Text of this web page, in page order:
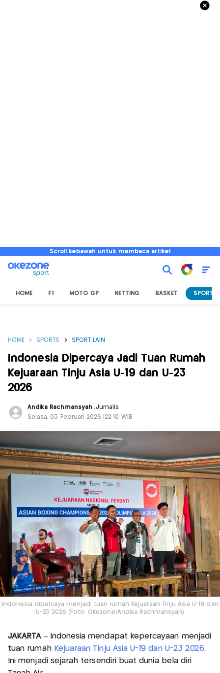
Scroll kebawah untuk membaca artikel
HOME F1 MOTO GP NETTING BASKET SPORT
HOME SPORTS SPORT LAIN
Indonesia Dipercaya Jadi Tuan Rumah
Kejuaraan Tinju Asia U-19 dan U-23
2026
Andika Rachmansyah ,Jurnalis
Selasa, 03 Februari 2026 |22:10 WIB
Indonesia dipercaya menjadi tuan rumah Kejuaraan Tinju Asia U-19 dan
U-23 2026 (Foto: Okezone/Andika Rachmansyah)
JAKARTA – Indonesia mendapat kepercayaan menjadi
tuan rumah Kejuaraan Tinju Asia U-19 dan U-23 2026.
Ini menjadi sejarah tersendiri buat dunia bela diri